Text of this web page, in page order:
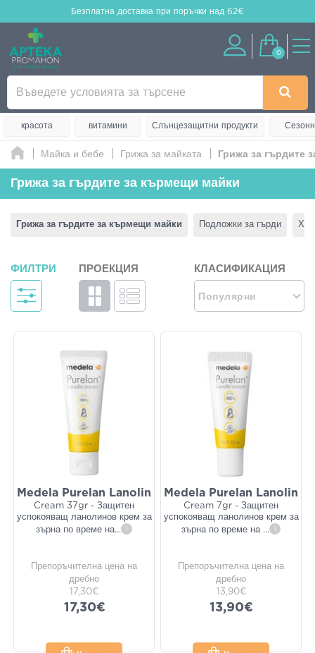
Безплатна доставка при поръчки над 62€
0
красота витамини Слънцезащитни продукти
Майка и бебе Грижа за майката Грижа за гърдите
Грижа за гърдите за кърмещи майки
Грижа за гърдите за кърмещи майки Подложки за гърди
ФИЛТРИ ПРОЕКЦИЯ КЛАСИФИКАЦИЯ
Популярни
Medela Purelan Lanolin
Cream 37gr - Защитен
успокояващ ланолинов крем за
зърна по време на... i
Препоръчителна цена на
дребно
17,30€
17,30€
Medela Purelan Lanolin
Cream 7gr - Защитен
успокояващ ланолинов крем за
зърна по време на ... i
Препоръчителна цена на
дребно
13,90€
13,90€